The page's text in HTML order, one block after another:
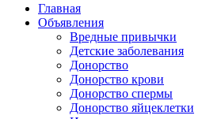
Главная
Объявления
Вредные привычки
Детские заболевания
Донорство
Донорство крови
Донорство спермы
Донорство яйцеклетки